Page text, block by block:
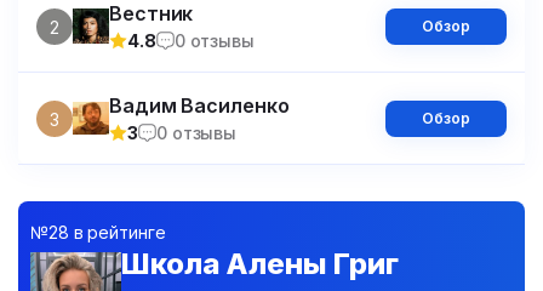
2
Вестник
4.8 0 отзывы
Обзор
3
Вадим Василенко
3 0 отзывы
Обзор
№28 в рейтинге
Школа Алены Григ